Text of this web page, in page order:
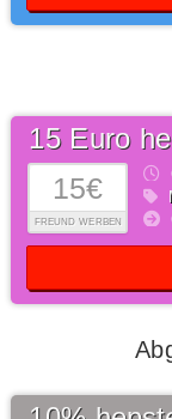
15€
FREUND WERBEN
15 Euro